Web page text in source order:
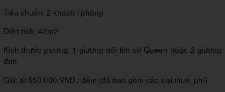
Tiêu chuẩn: 2 khách / phòng
Diện tích: 42m2
Kích thước giường: 1 giường đôi lớn cỡ Queen hoặc 2 giường
đơn
Giá: từ 550.000 VNĐ / đêm (đã bao gồm các loại thuế, phí)